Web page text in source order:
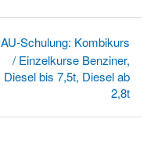
AU-Schulung: Kombikurs
/ Einzelkurse Benziner,
Diesel bis 7,5t, Diesel ab
2,8t